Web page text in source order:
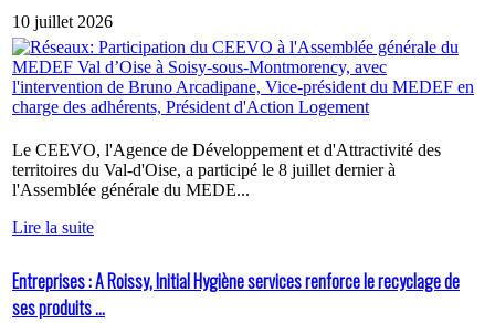
10 juillet 2026
Le CEEVO, l'Agence de Développement et d'Attractivité des
territoires du Val-d'Oise, a participé le 8 juillet dernier à
l'Assemblée générale du MEDE...
Lire la suite
Entreprises : A Roissy, Initial Hygiène services renforce le recyclage de
ses produits ...